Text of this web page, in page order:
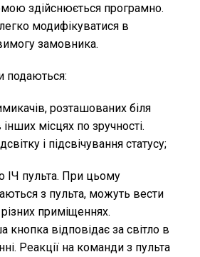
здійснюється програмно.
модифікуватися в
замовника.
подаються:
розташованих біля
місцях по зручності.
і підсвічування статусу;
ІЧ пульта. При цьому
з пульта, можуть вести
приміщеннях.
кнопка відповідає за світло в
Реакції на команди з пульта